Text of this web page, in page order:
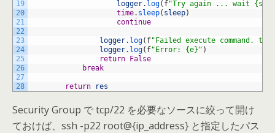
19
20
21
22
23
24
25
26
27
28
logger. log( f"Try again ... wait
time. sleep( sleep)
continue
logger. log( f"Failed execute command.
logger. log( f"Error: {e}" )
return
False
break
return res
Security Group で tcp/22 を必要なソースに絞って開け
ておけば、ssh -p22 root@{ip_address} と指定したパス